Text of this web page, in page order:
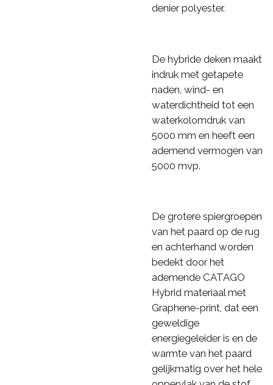
denier polyester.
De hybride deken maakt
indruk met getapete
naden, wind- en
waterdichtheid tot een
waterkolomdruk van
5000 mm en heeft een
ademend vermogen van
5000 mvp.
De grotere spiergroepen
van het paard op de rug
en achterhand worden
bedekt door het
ademende CATAGO
Hybrid materiaal met
Graphene-print, dat een
geweldige
energiegeleider is en de
warmte van het paard
gelijkmatig over het hele